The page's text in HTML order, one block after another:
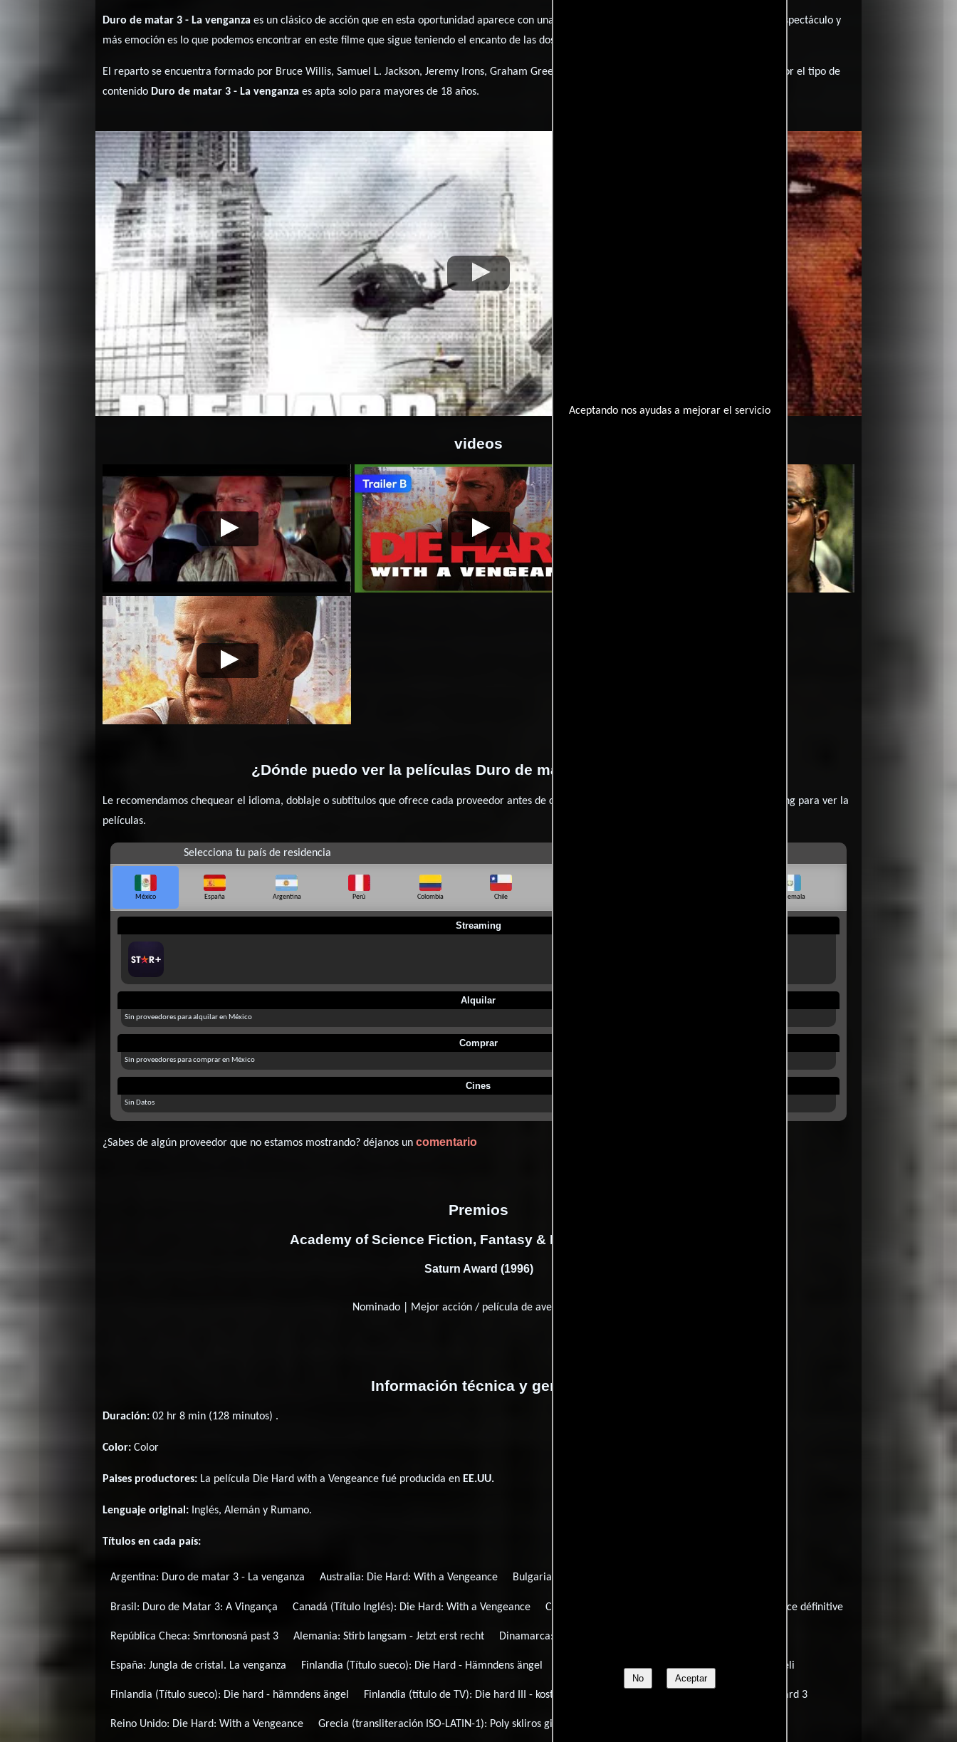
Aceptando nos ayudas a mejorar el servicio
No Aceptar
Duro de matar 3 - La venganza es un clásico de acción que en esta oportunidad aparece con una tercera entrega mucho más descabellada. Más espectáculo y
más emoción es lo que podemos encontrar en este filme que sigue teniendo el encanto de las dos versiones anteriores.
El reparto se encuentra formado por Bruce Willis, Samuel L. Jackson, Jeremy Irons, Graham Greene, Colleen Camp, Larry Bryggman, entre otros. Por el tipo de
contenido Duro de matar 3 - La venganza es apta solo para mayores de 18 años.
videos
Duro de matar 3
- La venganza
Video de la película Duro de
matar 3 - La venganza
1995-
06-22
Duro de matar 3
- La venganza
Video de la película Duro de
matar 3 - La venganza
Video de la película Duro de
matar 3 - La venganza
1995-
06-22
Duro de matar 3
- La venganza
Video de la película Duro de
matar 3 - La venganza
1995-
06-22
¿Dónde puedo ver la películas Duro de matar 3 - La venganza?
Le recomendamos chequear el idioma, doblaje o subtítulos que ofrece cada proveedor antes de comprar, alquilar o contratar un servicio de streming para ver la
películas.
Selecciona tu país de residencia
México España Argentina Perú Colombia Chile Guatemala
Streaming
Alquilar
Sin proveedores para alquilar en México
Comprar
Sin proveedores para comprar en México
Cines
Sin Datos
¿Sabes de algún proveedor que no estamos mostrando? déjanos uncomentario
Premios
Academy of Science Fiction, Fantasy & Horror Films, USA
Saturn Award (1996)
Nominado | Mejor acción / película de aventura
Información técnica y general
Duración: 02 hr 8 min (128 minutos) .
Color: Color
Paises productores: La película Die Hard with a Vengeance fué producida en EE.UU.
Lenguaje original: Inglés,Alemán y Rumano.
Títulos en cada país:
Argentina: Duro de matar 3 - La venganza Australia: Die Hard: With a Vengeance Bulgaria (título búlgaro):
Brasil: Duro de Matar 3: A Vingança Canadá (Título Inglés): Die Hard: With a Vengeance Canadá (Título francés): Marche ou crève - vengeance définitive
República Checa: Smrtonosná past 3 Alemania:Stirb langsam - Jetzt erst recht Dinamarca:
España: Jungla de cristal. La venganza Finlandia (Título sueco): Die Hard - Hämndens ängel Finlandia (Título de video):Die Hard - Koston enkeli
Finlandia (Título sueco): Die hard - hämndens ängel Finlandia (título de TV): Die hard III - koston enkeli Une journée en enfer - Die Hard 3
Reino Unido: Die Hard: With a Vengeance Grecia (transliteración ISO-LATIN-1): Poly skliros gia na pethanei: I ekdikisi